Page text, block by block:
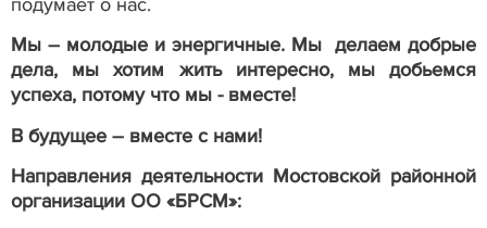
Мы – молодые и энергичные. Мы делаем добрые
дела, мы хотим жить интересно, мы добьемся
успеха, потому что мы - вместе!
В будущее – вместе с нами!
Направления деятельности Мостовской районной
организации ОО «БРСМ»: